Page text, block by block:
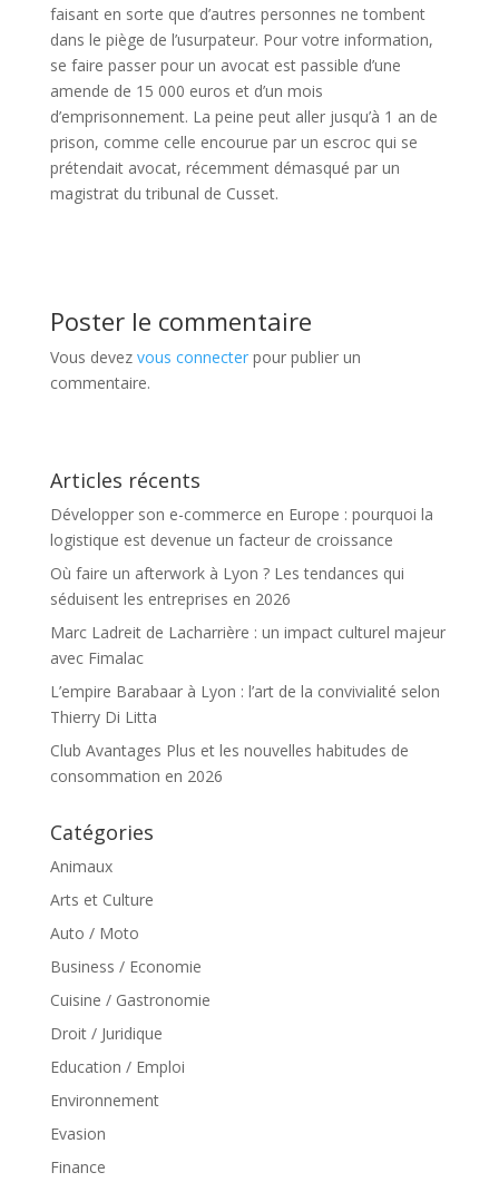
faisant en sorte que d’autres personnes ne tombent
dans le piège de l’usurpateur. Pour votre information,
se faire passer pour un avocat est passible d’une
amende de 15 000 euros et d’un mois
d’emprisonnement. La peine peut aller jusqu’à 1 an de
prison, comme celle encourue par un escroc qui se
prétendait avocat, récemment démasqué par un
magistrat du tribunal de Cusset.
Poster le commentaire
Vous devez vous connecterpour publier un
commentaire.
Articles récents
Développer son e-commerce en Europe : pourquoi la
logistique est devenue un facteur de croissance
Où faire un afterwork à Lyon ? Les tendances qui
séduisent les entreprises en 2026
Marc Ladreit de Lacharrière : un impact culturel majeur
avec Fimalac
L’empire Barabaar à Lyon : l’art de la convivialité selon
Thierry Di Litta
Club Avantages Plus et les nouvelles habitudes de
consommation en 2026
Catégories
Animaux
Arts et Culture
Auto / Moto
Business / Economie
Cuisine / Gastronomie
Droit / Juridique
Education / Emploi
Environnement
Evasion
Finance